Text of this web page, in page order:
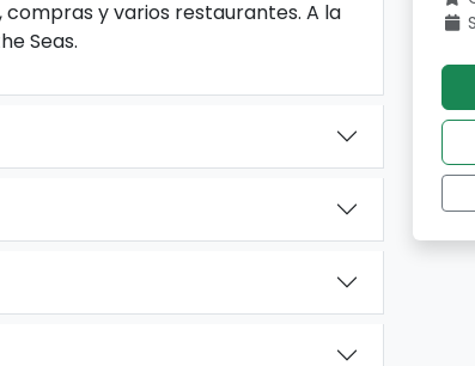
y varios restaurantes. A la
Seas.